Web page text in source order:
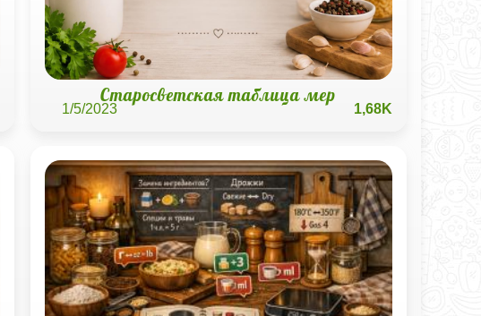
Старосветская таблица мер
1/5/2023 1,68K